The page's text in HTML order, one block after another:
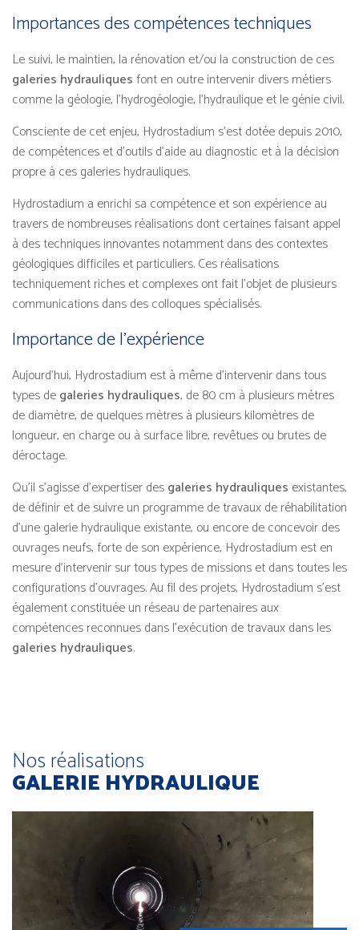
Importances des compétences techniques
Le suivi, le maintien, la rénovation et/ou la construction de ces
galeries hydrauliquesfont en outre intervenir divers métiers
comme la géologie, l’hydrogéologie, l’hydraulique et le génie civil.
Consciente de cet enjeu, Hydrostadium s’est dotée depuis 2010,
de compétences et d’outils d’aide au diagnostic et à la décision
propre à ces galeries hydrauliques.
Hydrostadium a enrichi sa compétence et son expérience au
travers de nombreuses réalisations dont certaines faisant appel
à des techniques innovantes notamment dans des contextes
géologiques difficiles et particuliers. Ces réalisations
techniquement riches et complexes ont fait l’objet de plusieurs
communications dans des colloques spécialisés.
Importance de l’expérience
Aujourd’hui, Hydrostadium est à même d’intervenir dans tous
types degaleries hydrauliques, de 80 cm à plusieurs mètres
de diamètre, de quelques mètres à plusieurs kilomètres de
longueur, en charge ou à surface libre, revêtues ou brutes de
déroctage.
Qu’il s’agisse d’expertiser desgaleries hydrauliques existantes,
de définir et de suivre un programme de travaux de réhabilitation
d’une galerie hydraulique existante, ou encore de concevoir des
ouvrages neufs, forte de son expérience, Hydrostadium est en
mesure d’intervenir sur tous types de missions et dans toutes les
configurations d’ouvrages. Au fil des projets, Hydrostadium s’est
également constituée un réseau de partenaires aux
compétences reconnues dans l’exécution de travaux dans les
galeries hydrauliques.
Nos réalisations
GALERIE HYDRAULIQUE